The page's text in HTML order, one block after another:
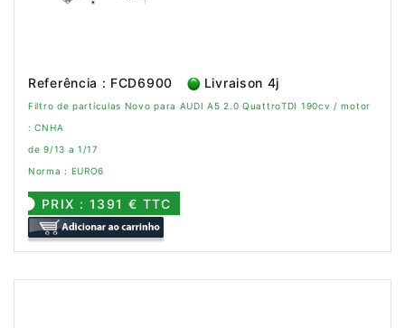
Referência : FCD6900 Livraison 4j
Filtro de partículas Novo para AUDI A5 2.0 QuattroTDI 190cv / motor
: CNHA
de 9/13 a 1/17
Norma : EURO6
PRIX : 1391 € TTC